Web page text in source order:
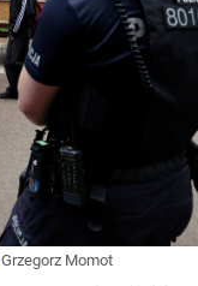
Grzegorz Momot